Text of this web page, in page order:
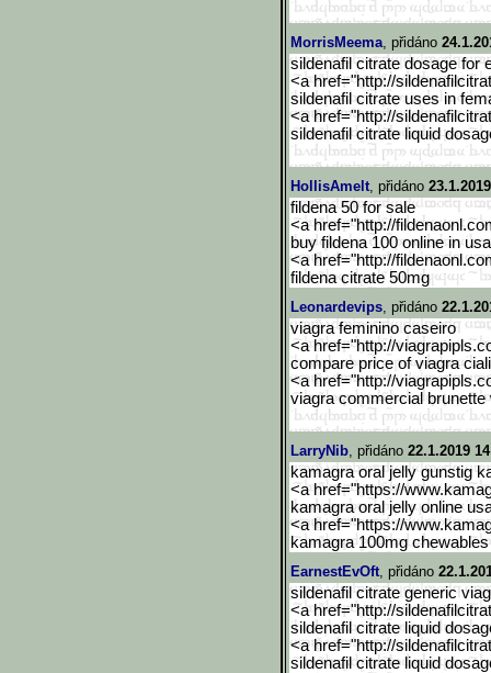
MorrisMeema, přidáno
sildenafil citrate dosage for
<a href="http://
sildenafil citrate uses in
<a href="http://
sildenafil citrate liquid
HollisAmelt, přidáno
fildena 50 for sale
<a href="http://
buy fildena 100 online in usa
<a href="http://
fildena citrate 50mg
Leonardevips, přidáno
viagra feminino caseiro
<a href="http://
compare price of viagra
<a href="http://
viagra commercial
LarryNib, přidáno 22.1.2019
kamagra oral jelly gunstig
<a href="https://
kamagra oral jelly online
<a href="https://
kamagra 100mg
EarnestEvOft, přidáno
sildenafil citrate generic
<a href="http://
sildenafil citrate liquid
<a href="http://
sildenafil citrate liquid